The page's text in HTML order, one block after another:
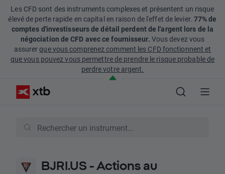
Les CFD sont des instruments complexes et présentent un risque
élevé de perte rapide en capital en raison de l'effet de levier. 77% de
comptes d'investisseurs de détail perdent de l'argent lors de la
négociation de CFD avec ce fournisseur. Vous devez vous
assurerque vous comprenez comment les CFD fonctionnent et
que vous pouvez vous permettre de prendre le risque probable de
perdre votre argent.
BJRI.US - Actions au